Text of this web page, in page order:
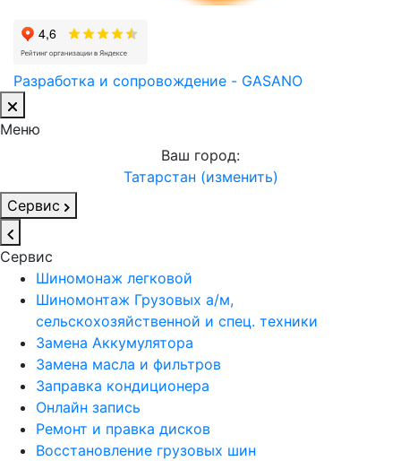
Разработка и сопровождение - GASANO
Меню
Ваш город:
Татарстан (изменить)
Сервис
Сервис
Шиномонаж легковой
Шиномонтаж Грузовых а/м,
сельскохозяйственной и спец. техники
Замена Аккумулятора
Замена масла и фильтров
Заправка кондиционера
Онлайн запись
Ремонт и правка дисков
Восстановление грузовых шин